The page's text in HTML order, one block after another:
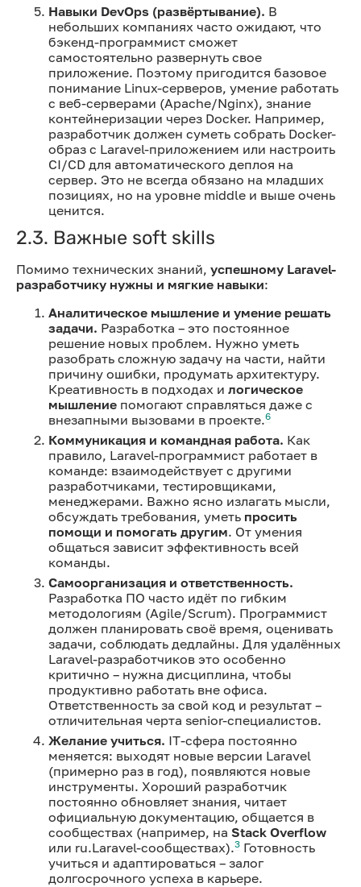
Навыки DevOps (развёртывание). В
небольших компаниях часто ожидают, что
бэкенд-программист сможет
самостоятельно развернуть свое
приложение. Поэтому пригодится базовое
понимание Linux-серверов, умение работать
с веб-серверами (Apache/Nginx), знание
контейнеризации через Docker. Например,
разработчик должен суметь собрать Docker-
образ с Laravel-приложением или настроить
CI/CD для автоматического деплоя на
сервер. Это не всегда обязано на младших
позициях, но на уровне middle и выше очень
ценится.
2.3. Важные soft skills
Помимо технических знаний, успешному Laravel-
разработчику нужны и мягкие навыки:
Аналитическое мышление и умение решать
задачи. Разработка – это постоянное
решение новых проблем. Нужно уметь
разобрать сложную задачу на части, найти
причину ошибки, продумать архитектуру.
Креативность в подходах и логическое
мышление помогают справляться даже с
внезапными вызовами в проекте.6
Коммуникация и командная работа. Как
правило, Laravel-программист работает в
команде: взаимодействует с другими
разработчиками, тестировщиками,
менеджерами. Важно ясно излагать мысли,
обсуждать требования, уметь просить
помощи и помогать другим. От умения
общаться зависит эффективность всей
команды.
Самоорганизация и ответственность.
Разработка ПО часто идёт по гибким
методологиям (Agile/Scrum). Программист
должен планировать своё время, оценивать
задачи, соблюдать дедлайны. Для удалённых
Laravel-разработчиков это особенно
критично – нужна дисциплина, чтобы
продуктивно работать вне офиса.
Ответственность за свой код и результат –
отличительная черта senior-специалистов.
Желание учиться. IT-сфера постоянно
меняется: выходят новые версии Laravel
(примерно раз в год), появляются новые
инструменты. Хороший разработчик
постоянно обновляет знания, читает
официальную документацию, общается в
сообществах (например, на Stack Overflow
или ru.Laravel-сообществах).3 Готовность
учиться и адаптироваться – залог
долгосрочного успеха в карьере.